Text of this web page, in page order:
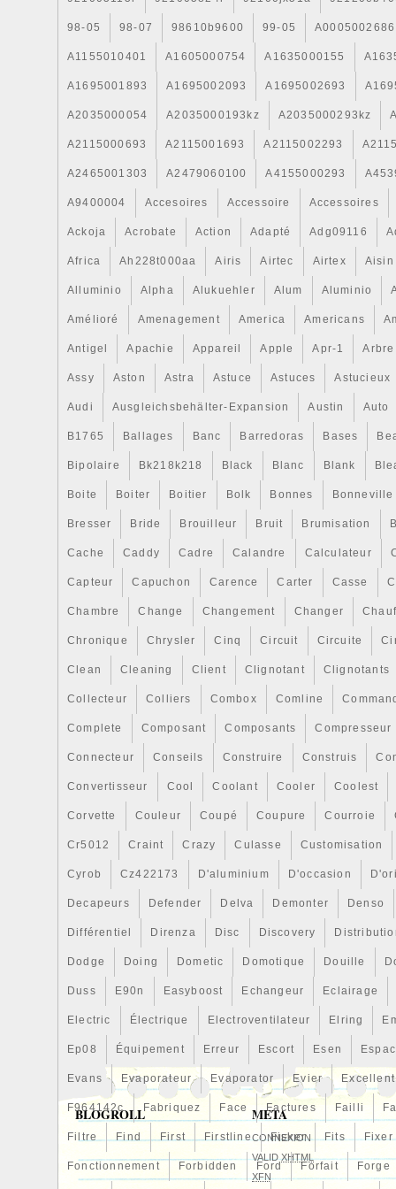
98-05 98-07 98610b9600 99-05 A0005002686
A1155010401 A1605000754 A1635000155
A1695001893 A1695002093 A1695002693
A2035000054 A2035000193kz A2035000293kz
A2115000693 A2115001693 A2115002293
A2465001303 A2479060100 A4155000293
A9400004 Accesoires Accessoire Accessoires
Ackoja Acrobate Action Adapté Adg09116
Africa Ah228t000aa Airis Airtec Airtex Aisin
Alluminio Alpha Alukuehler Alum Aluminio
Amélioré Amenagement America Americans
Antigel Apachie Appareil Apple Apr-1 Arbre
Assy Aston Astra Astuce Astuces Astucieux
Audi Ausgleichsbehälter-Expansion Austin Auto
B1765 Ballages Banc Barredoras Bases
Bipolaire Bk218k218 Black Blanc Blank
Boite Boiter Boitier Bolk Bonnes Bonneville
Bresser Bride Brouilleur Bruit Brumisation
Cache Caddy Cadre Calandre Calculateur
Capteur Capuchon Carence Carter Casse
Chambre Change Changement Changer
Chronique Chrysler Cinq Circuit Circuite
Clean Cleaning Client Clignotant Clignotants
Collecteur Colliers Combox Comline
Complete Composant Composants Compresseur
Connecteur Conseils Construire Construis
Convertisseur Cool Coolant Cooler Coolest
Corvette Couleur Coupé Coupure Courroie
Cr5012 Craint Crazy Culasse Customisation
Cyrob Cz422173 D'aluminium D'occasion
Decapeurs Defender Delva Demonter Denso
Différentiel Direnza Disc Discovery
Dodge Doing Dometic Domotique Douille
Duss E90n Easyboost Echangeur Eclairage
Electric Électrique Electroventilateur Elring
Ep08 Équipement Erreur Escort Esen
Evans Evaporateur Evaporator Evier Excellent
F964142c Fabriquez Face Factures Failli
Filtre Find First Firstline Fisker Fits Fixer
Fonctionnement Forbidden Ford Forfait Forge
Refroidissement Radiateur 11 To 18″
mardi 19 février 2019. Il est dans la
pièces, accessoires\Auto\ pièces
détachées\Refroidissement\Radiateurs
« bentleypartsusa » et est localisé à/en
New York. Cet article peut être livré
Type :: Radiateur
Autre numéro de pièce: 3W0121253C
Matière: Aluminum
Pays de fabrication: Royaume Uni
Caractéristiques: 3W0198115,
115 J, 3W0 198 115 H
Marque: Bentley
Fixation Type: Remplacement Direct
Garantie fabricant: 60 Day
Numéro de pièce fabricant:
BLOGROLL META
CONNEXION
VALIDXHTML
XFN